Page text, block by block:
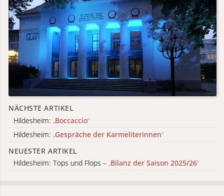
NÄCHSTE ARTIKEL
Hildesheim: „Boccaccio“
Hildesheim: „Gespräche der Karmeliterinnen“
NEUESTER ARTIKEL
Hildesheim: Tops und Flops – „Bilanz der Saison 2025/26“